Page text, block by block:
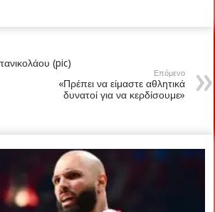
(pic)
Επόμενο
«Πρέπει να είμαστε αθλητικά
δυνατοί για να κερδίσουμε»